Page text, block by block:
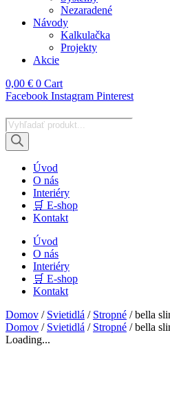
Nezaradené
Návody
Kalkulačka
Projekty
Akcie
0,00 € 0 Cart
Facebook Instagram Pinterest
Products
search
Úvod
O nás
Interiéry
🛒 E-shop
Kontakt
Úvod
O nás
Interiéry
🛒 E-shop
Kontakt
Domov / Svietidlá / Stropné / bella
Domov / Svietidlá / Stropné / bella
Loading...